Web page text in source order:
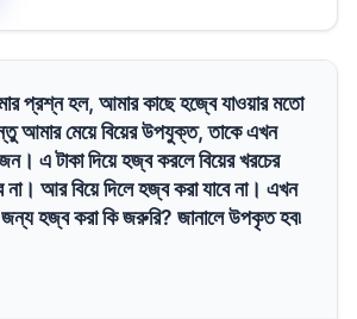
প্রশ্ন হল, আমার কাছে হজ্বে যাওয়ার মতো
আমার মেয়ে বিয়ের উপযুক্ত, তাকে এখন
এ টাকা দিয়ে হজ্ব করলে বিয়ের খরচের
না। আর বিয়ে দিলে হজ্ব করা যাবে না। এখন
হজ্ব করা কি জরুরি? জানালে উপকৃত হব৷